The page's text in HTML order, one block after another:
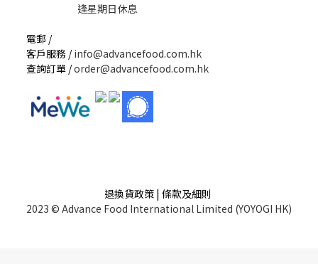
逢星期日休息
電郵 /
客戶服務 /info@advancefood.com.hk
查詢訂單 /order@advancefood.com.hk
退換貨政策 | 條款及細則
2023 © Advance Food International Limited (YOYOGI HK)